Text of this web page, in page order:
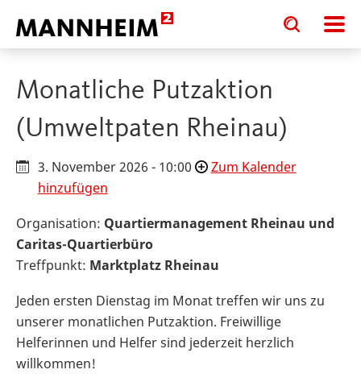
Toggle
search
input
Toggle
search
input
Monatliche Putzaktion
(Umweltpaten Rheinau)
3. November 2026 - 10:00
Zum Kalender
hinzufügen
Organisation: Quartiermanagement Rheinau und
Caritas-Quartierbüro
Treffpunkt: Marktplatz Rheinau
Jeden ersten Dienstag im Monat treffen wir uns zu
unserer monatlichen Putzaktion. Freiwillige
Helferinnen und Helfer sind jederzeit herzlich
willkommen!